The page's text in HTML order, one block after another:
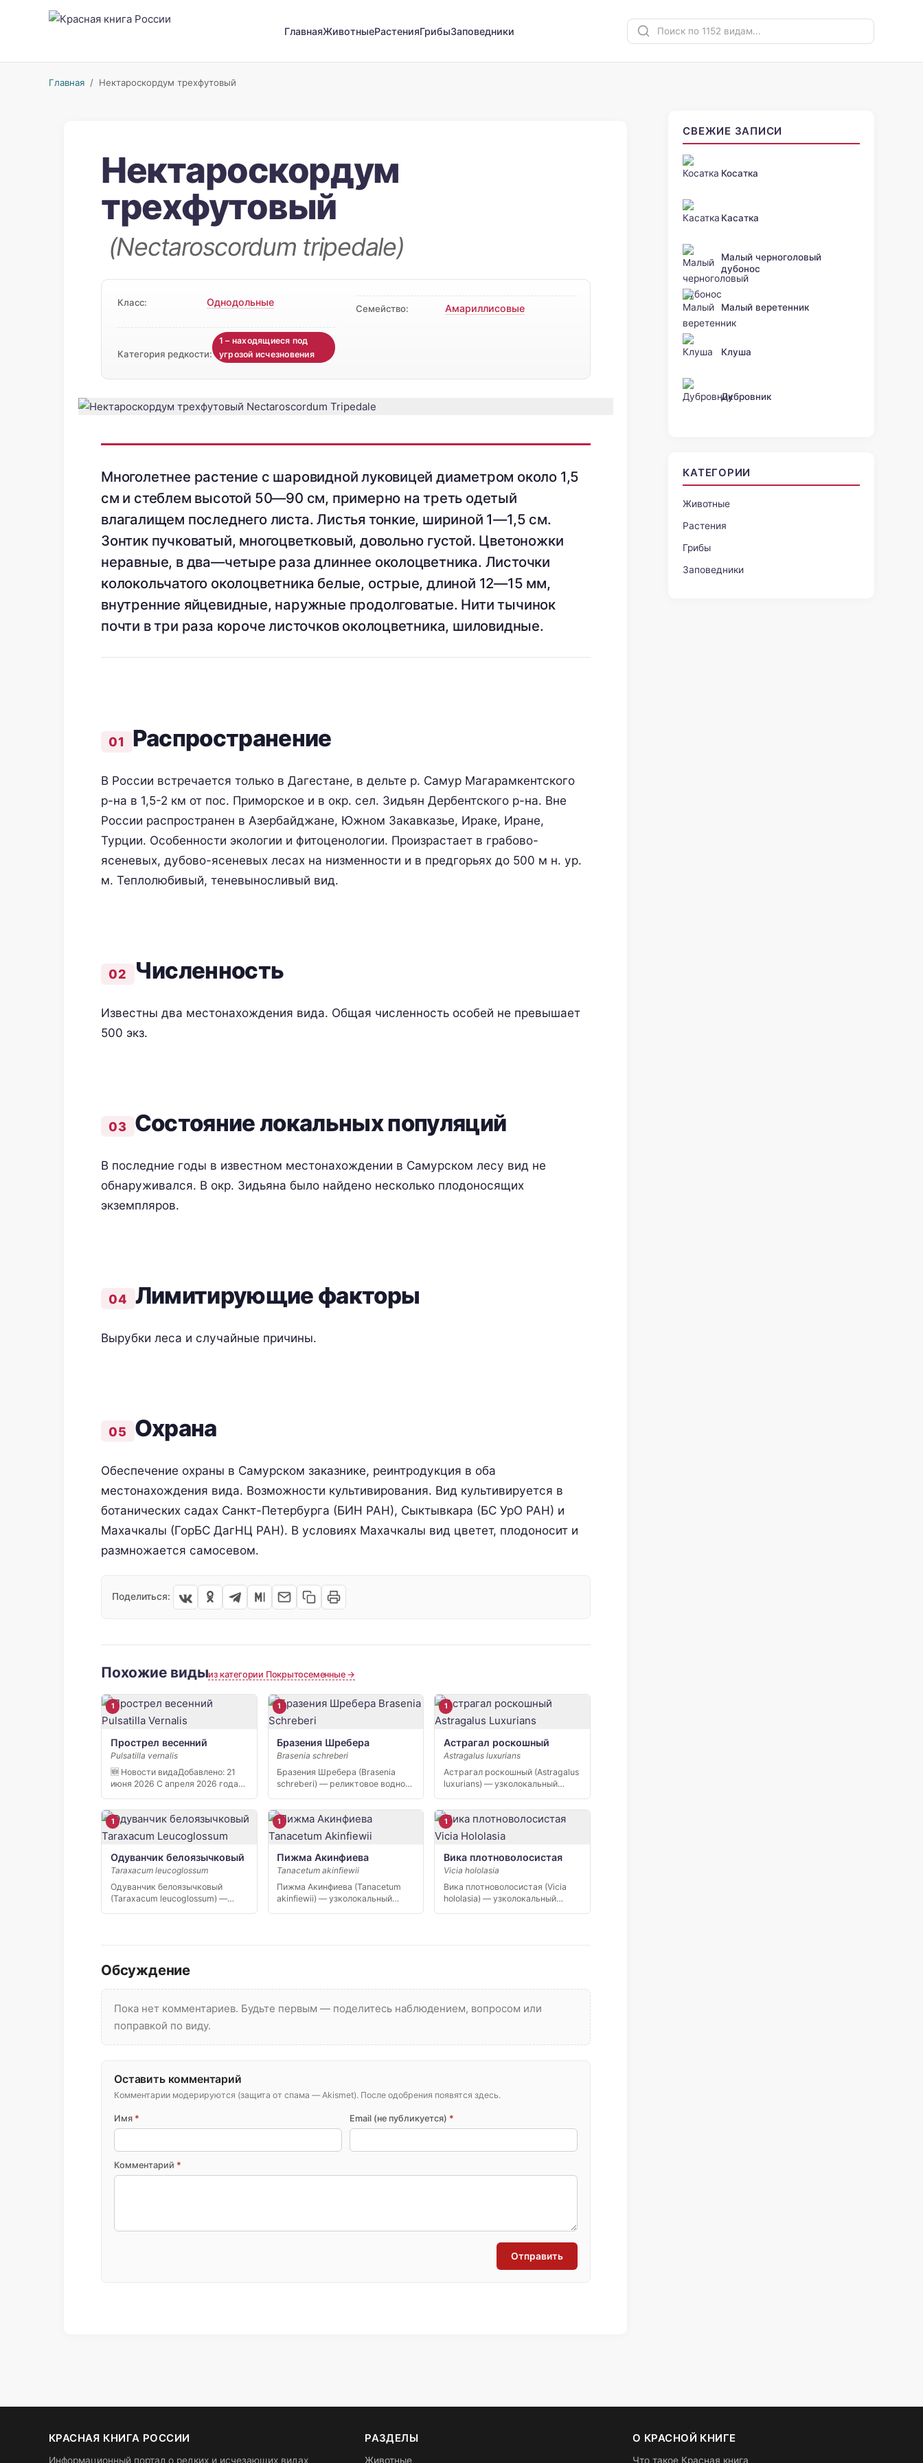
ГлавнаяЖивотныеРастенияГрибыЗаповедники
Главная/ Нектароскордум трехфутовый
Нектароскордум
трехфутовый
(Nectaroscordum tripedale)
Класс: Однодольные
Семейство: Амариллисовые
Категория редкости:
1 – находящиеся под
угрозой исчезновения
Многолетнее растение с шаровидной луковицей диаметром около 1,5
см и стеблем высотой 50—90 см, примерно на треть одетый
влагалищем последнего листа. Листья тонкие, шириной 1—1,5 см.
Зонтик пучковатый, многоцветковый, довольно густой. Цветоножки
неравные, в два—четыре раза длиннее околоцветника. Листочки
колокольчатого околоцветника белые, острые, длиной 12—15 мм,
внутренние яйцевидные, наружные продолговатые. Нити тычинок
почти в три раза короче листочков околоцветника, шиловидные.
Распространение
В России встречается только в Дагестане, в дельте р. Самур Магарамкентского
р-на в 1,5-2 км от пос. Приморское и в окр. сел. Зидьян Дербентского р-на. Вне
России распространен в Азербайджане, Южном Закавказье, Ираке, Иране,
Турции. Особенности экологии и фитоценологии. Произрастает в грабово-
ясеневых, дубово-ясеневых лесах на низменности и в предгорьях до 500 м н. ур.
м. Теплолюбивый, теневыносливый вид.
Численность
Известны два местонахождения вида. Общая численность особей не превышает
500 экз.
Состояние локальных популяций
В последние годы в известном местонахождении в Самурском лесу вид не
обнаруживался. В окр. Зидьяна было найдено несколько плодоносящих
экземпляров.
Лимитирующие факторы
Вырубки леса и случайные причины.
Oхранa
Обеспечение охраны в Самурском заказнике, реинтродукция в оба
местонахождения вида. Возможности культивирования. Вид культивируется в
ботанических садах Санкт-Петербурга (БИН РАН), Сыктывкара (БС УрО РАН) и
Махачкалы (ГорБС ДагНЦ РАН). В условиях Махачкалы вид цветет, плодоносит и
размножается самосевом.
Поделиться:
Похожие видыиз категории Покрытосеменные →
1
Прострел весенний
Pulsatilla vernalis
🆕 Новости видаДобавлено: 21
июня 2026 С апреля 2026 года
1
Бразения Шребера
Brasenia schreberi
Бразения Шребера (Brasenia
schreberi) — реликтовое водное
1
Астрагал роскошный
Astragalus luxurians
Астрагал роскошный (Astragalus
luxurians) — узколокальный
1
Одуванчик белоязычковый
Taraxacum leucoglossum
Одуванчик белоязычковый
(Taraxacum leucoglossum) —
1
Пижма Акинфиева
Tanacetum akinfiewii
Пижма Акинфиева (Tanacetum
akinfiewii) — узколокальный
1
Вика плотноволосистая
Vicia hololasia
Вика плотноволосистая (Vicia
hololasia) — узколокальный
Обсуждение
Пока нет комментариев. Будьте первым — поделитесь наблюдением, вопросом или
поправкой по виду.
Оставить комментарий
Комментарии модерируются (защита от спама — Akismet). После одобрения появятся здесь.
Имя * Email (не публикуется) *
Комментарий *
Отправить
СВЕЖИЕ ЗАПИСИ
Косатка
Касатка
Малый черноголовый
дубонос
Малый веретенник
Клуша
Дубровник
КАТЕГОРИИ
Животные
Растения
Грибы
Заповедники
КРАСНАЯ КНИГА РОССИИ
Информационный портал о редких и исчезающих видах
РАЗДЕЛЫ
Животные
О КРАСНОЙ КНИГЕ
Что такое Красная книга